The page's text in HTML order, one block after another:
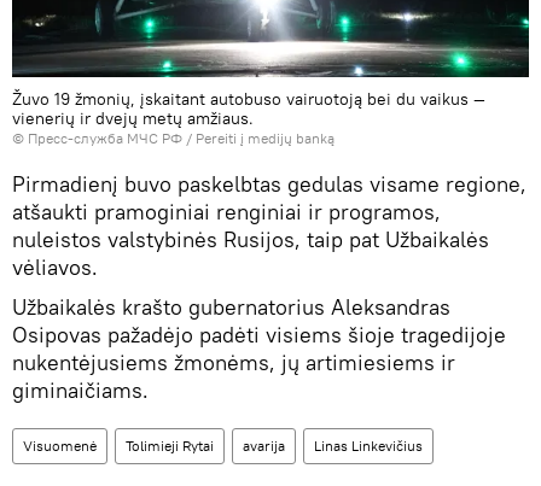
Žuvo 19 žmonių, įskaitant autobuso vairuotoją bei du vaikus —
vienerių ir dvejų metų amžiaus.
© Пресс-служба МЧС РФ / Pereiti į medijų banką
Pirmadienį buvo paskelbtas gedulas visame regione,
atšaukti pramoginiai renginiai ir programos,
nuleistos valstybinės Rusijos, taip pat Užbaikalės
vėliavos.
Užbaikalės krašto gubernatorius Aleksandras
Osipovas pažadėjo padėti visiems šioje tragedijoje
nukentėjusiems žmonėms, jų artimiesiems ir
giminaičiams.
Visuomenė Tolimieji Rytai avarija Linas Linkevičius